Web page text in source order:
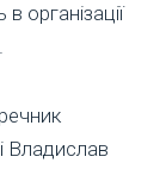
організації
Владислав